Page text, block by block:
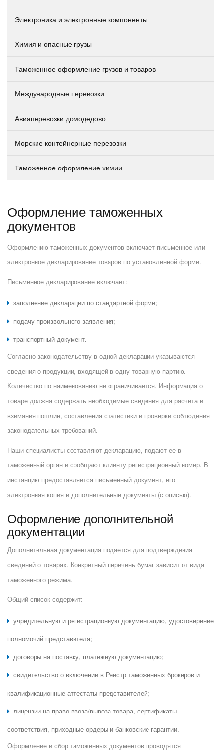
Электроника и электронные компоненты
Химия и опасные грузы
Таможенное оформление грузов и товаров
Международные перевозки
Авиаперевозки домодедово
Морские контейнерные перевозки
Таможенное оформление химии
Оформление таможенных
документов
Оформлению таможенных документов включает письменное или
электронное декларирование товаров по установленной форме.
Письменное декларирование включает:
заполнение декларации по стандартной форме;
подачу произвольного заявления;
транспортный документ.
Согласно законодательству в одной декларации указываются
сведения о продукции, входящей в одну товарную партию.
Количество по наименованию не ограничивается. Информация о
товаре должна содержать необходимые сведения для расчета и
взимания пошлин, составления статистики и проверки соблюдения
законодательных требований.
Наши специалисты составляют декларацию, подают ее в
таможенный орган и сообщают клиенту регистрационный номер. В
инстанцию предоставляется письменный документ, его
электронная копия и дополнительные документы (с описью).
Оформление дополнительной
документации
Дополнительная документация подается для подтверждения
сведений о товарах. Конкретный перечень бумаг зависит от вида
таможенного режима.
Общий список содержит:
учредительную и регистрационную документацию, удостоверение
полномочий представителя;
договоры на поставку, платежную документацию;
свидетельство о включении в Реестр таможенных брокеров и
квалификационные аттестаты представителей;
лицензии на право ввоза/вывоза товара, сертификаты
соответствия, приходные ордеры и банковские гарантии.
Оформление и сбор таможенных документов проводятся